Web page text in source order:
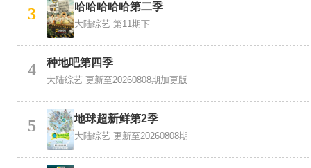
3 哈哈哈哈哈第二季
大陆综艺 第11期下
4 种地吧第四季
大陆综艺 更新至20260808期加更版
5 地球超新鲜第2季
大陆综艺 更新至20260808期